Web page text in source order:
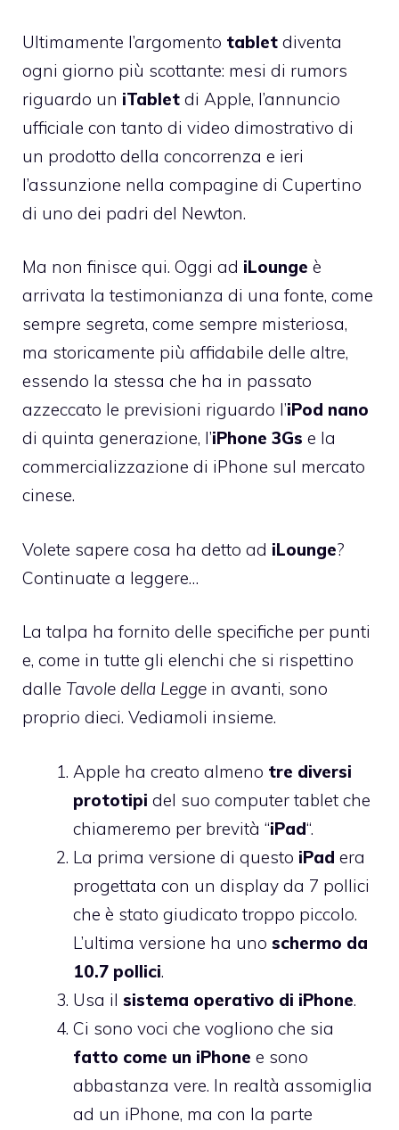
Ultimamente l’argomento tablet diventa
ogni giorno più scottante: mesi di rumors
riguardo un iTablet di Apple, l’annuncio
ufficiale con tanto di video dimostrativo di
un prodotto della concorrenza e ieri
l’assunzione nella compagine di Cupertino
di uno dei padri del Newton.
Ma non finisce qui. Oggi ad iLounge è
arrivata la testimonianza di una fonte, come
sempre segreta, come sempre misteriosa,
ma storicamente più affidabile delle altre,
essendo la stessa che ha in passato
azzeccato le previsioni riguardo l’iPod nano
di quinta generazione, l’iPhone 3Gs e la
commercializzazione di iPhone sul mercato
cinese.
Volete sapere cosa ha detto ad iLounge?
Continuate a leggere…
La talpa ha fornito delle specifiche per punti
e, come in tutte gli elenchi che si rispettino
dalle Tavole della Legge in avanti, sono
proprio dieci. Vediamoli insieme.
Apple ha creato almeno tre diversi
prototipi del suo computer tablet che
chiameremo per brevità “iPad“.
La prima versione di questo iPad era
progettata con un display da 7 pollici
che è stato giudicato troppo piccolo.
L’ultima versione ha uno schermo da
10.7 pollici.
Usa il sistema operativo di iPhone.
Ci sono voci che vogliono che sia
fatto come un iPhone e sono
abbastanza vere. In realtà assomiglia
ad un iPhone, ma con la parte